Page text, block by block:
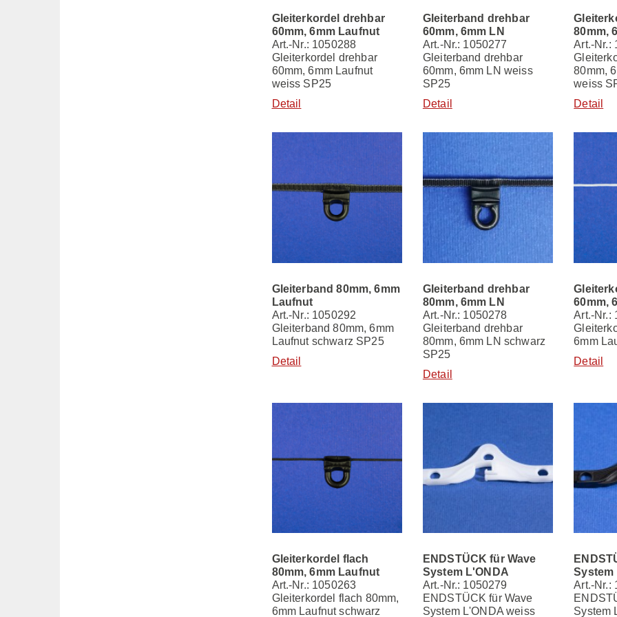
Gleiterkordel drehbar
60mm, 6mm Laufnut
Art.-Nr.: 1050288
Gleiterkordel drehbar
60mm, 6mm Laufnut
weiss SP25
Detail
Gleiterband drehbar
60mm, 6mm LN
Art.-Nr.: 1050277
Gleiterband drehbar
60mm, 6mm LN weiss
SP25
Detail
80mm,
Art.-Nr.:
80mm,
weiss
Detail
Gleiterband 80mm, 6mm
Laufnut
Art.-Nr.: 1050292
Gleiterband 80mm, 6mm
Laufnut schwarz SP25
Detail
Gleiterband drehbar
80mm, 6mm LN
Art.-Nr.: 1050278
Gleiterband drehbar
80mm, 6mm LN schwarz
SP25
Detail
60mm,
Art.-Nr.:
6mm
Detail
Gleiterkordel flach
80mm, 6mm Laufnut
Art.-Nr.: 1050263
Gleiterkordel flach 80mm,
6mm Laufnut schwarz
ENDSTÜCK für Wave
System L'ONDA
Art.-Nr.: 1050279
ENDSTÜCK für Wave
System L'ONDA weiss
System
Art.-Nr.:
System